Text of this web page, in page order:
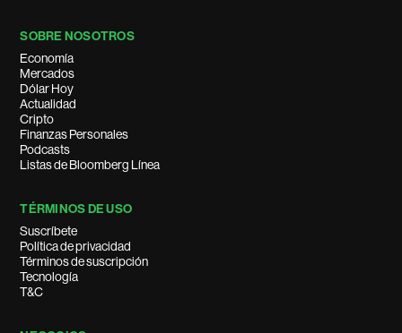
SOBRE NOSOTROS
Economía
Mercados
Dólar Hoy
Actualidad
Cripto
Finanzas Personales
Podcasts
Listas de Bloomberg Línea
TÉRMINOS DE USO
Suscríbete
Política de privacidad
Términos de suscripción
Tecnología
T&C